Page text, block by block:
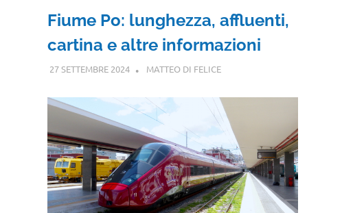
Fiume Po: lunghezza, affluenti,
cartina e altre informazioni
27 SETTEMBRE 2024 MATTEO DI FELICE